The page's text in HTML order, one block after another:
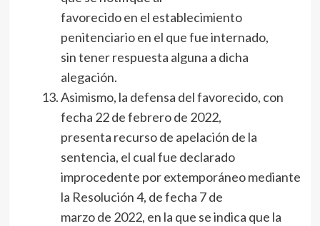
favorecido en el establecimiento
penitenciario en el que fue internado,
sin tener respuesta alguna a dicha
alegación.
Asimismo, la defensa del favorecido, con
fecha 22 de febrero de 2022,
presenta recurso de apelación de la
sentencia, el cual fue declarado
improcedente por extemporáneo mediante
la Resolución 4, de fecha 7 de
marzo de 2022, en la que se indica que la